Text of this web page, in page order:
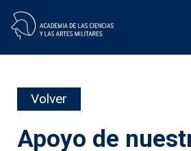
content
Volver
Apoyo de